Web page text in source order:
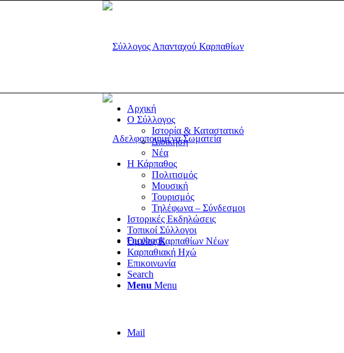
Facebook
Mail
Αρχική
Ο Σύλλογος
Ιστορία & Καταστατικό
Διοίκηση
Νέα
Η Κάρπαθος
Πολιτισμός
Μουσική
Τουρισμός
Τηλέφωνα – Σύνδεσμοι
Ιστορικές Εκδηλώσεις
Τοπικοί Σύλλογοι
Όμιλος Καρπαθίων Νέων
Καρπαθιακή Ηχώ
Επικοινωνία
Search
Menu Menu